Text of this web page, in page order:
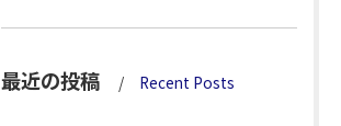
最近の投稿 Recent Posts